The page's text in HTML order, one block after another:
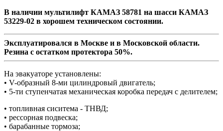
В наличии мультилифт КАМАЗ 58781 на шасси КАМАЗ
53229-02 в хорошем техническом состоянии.
Эксплуатировался в Москве и в Московской области.
Резина с остатком протектора 50%.
На эвакуаторе установлены:
• V-образный 8-ми цилиндровый двигатель;
• 5-ти ступенчатая механическая коробка передач с делителем;
• топливная сиситема - ТНВД;
• рессорная подвеска;
• барабанные тормоза;